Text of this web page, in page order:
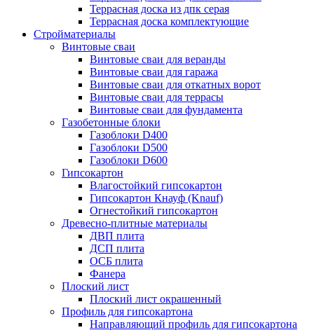
Террасная доска из дпк серая
Террасная доска комплектующие
Стройматериалы
Винтовые сваи
Винтовые сваи для веранды
Винтовые сваи для гаража
Винтовые сваи для откатных ворот
Винтовые сваи для террасы
Винтовые сваи для фундамента
Газобетонные блоки
Газоблоки D400
Газоблоки D500
Газоблоки D600
Гипсокартон
Влагостойкий гипсокартон
Гипсокартон Кнауф (Knauf)
Огнестойкий гипсокартон
Древесно-плитные материалы
ДВП плита
ДСП плита
ОСБ плита
Фанера
Плоский лист
Плоский лист окрашенный
Профиль для гипсокартона
Направляющий профиль для гипсокартона